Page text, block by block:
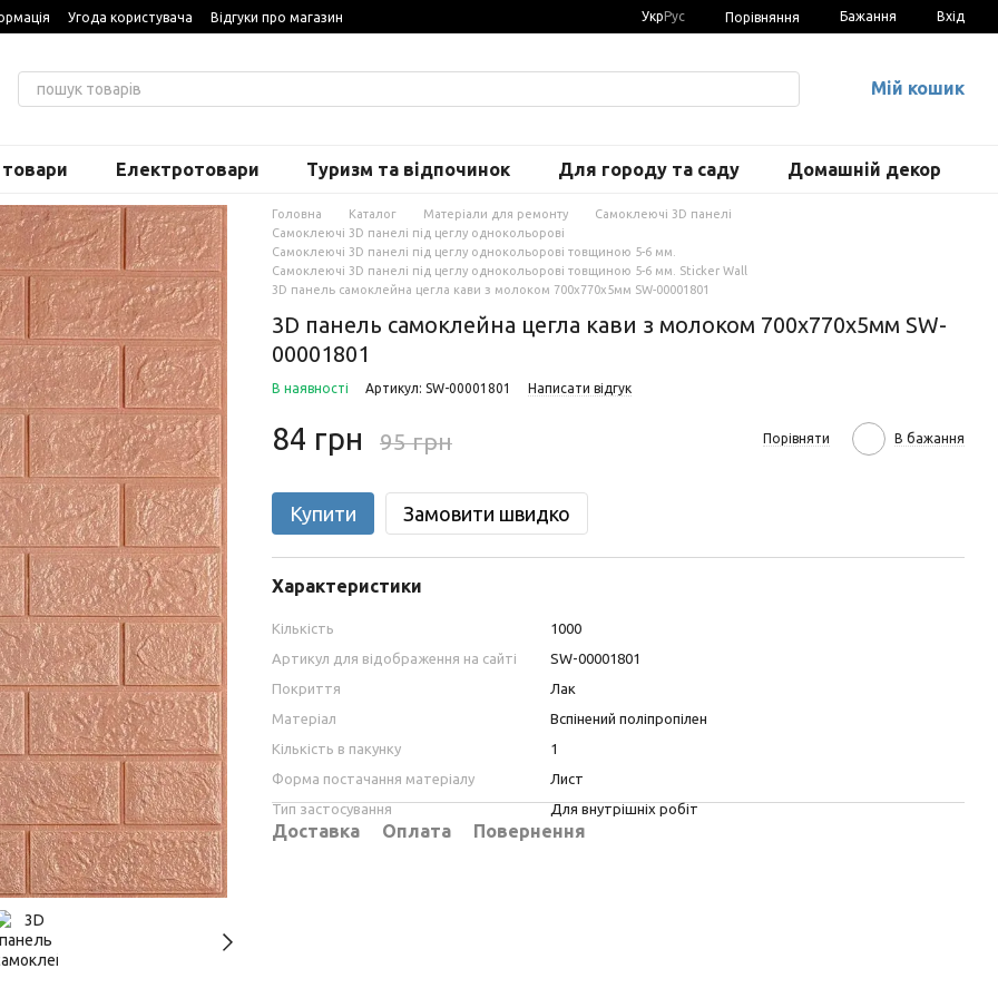
Угода користувача Відгуки про магазин УкрРус Порівняння Бажання Вхід
Мій кошик
Електротовари Туризм та відпочинок Для городу та саду Домашній декор
Головна Каталог Матеріали для ремонту
Самоклеючі 3D панелі
Самоклеючі 3D панелі під цеглу однокольорові
Самоклеючі 3D панелі під цеглу однокольорові товщиною 5-6 мм.
Самоклеючі 3D панелі під цеглу однокольорові товщиною 5-6 мм. Sticker Wall
3D панель самоклейна цегла кави з молоком 700х770х5мм SW-00001801
3D панель самоклейна цегла кави з молоком 700х770х5мм SW-
00001801
В наявності Артикул: SW-00001801 Написати відгук
84 грн 95 грн Порівняти В бажання
Купити Замовити швидко
Характеристики
Кількість
1000
Артикул для відображення на сайті
SW-00001801
Покриття
Лак
Матеріал
Вспінений поліпропілен
Кількість в пакунку
1
Форма постачання матеріалу
Лист
Тип застосування
Для внутрішніх робіт
Доставка Оплата Повернення